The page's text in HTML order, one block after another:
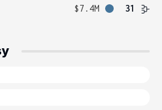
$7.4M 31